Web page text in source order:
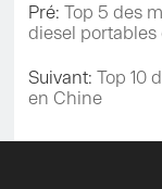
Pré: Top 5 des
diesel
Suivant: Top 10
en Chine